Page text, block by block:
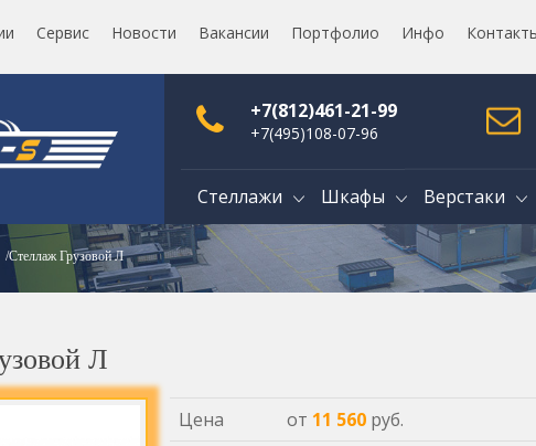
Сервис Новости Вакансии Портфолио Инфо
+7(812)461-21-99
+7(495)108-07-96
Стеллажи Шкафы Верстаки
Стеллаж Грузовой Л
Л
Цена от 11 560руб.